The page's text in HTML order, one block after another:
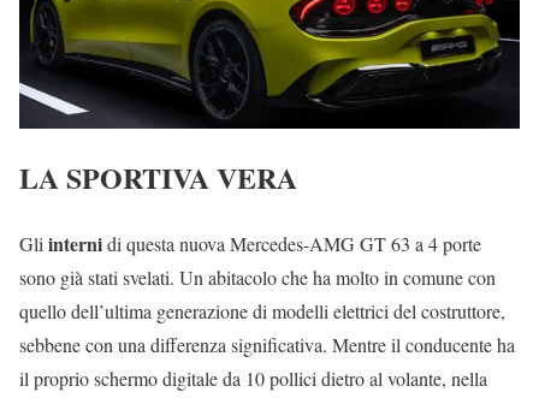
LA SPORTIVA VERA
Gli internidi questa nuova Mercedes-AMG GT 63 a 4 porte
sono già stati svelati. Un abitacolo che ha molto in comune con
quello dell’ultima generazione di modelli elettrici del costruttore,
sebbene con una differenza significativa. Mentre il conducente ha
il proprio schermo digitale da 10 pollici dietro al volante, nella